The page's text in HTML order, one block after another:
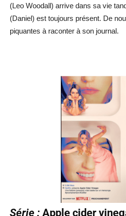
(Leo Woodall) arrive dans sa vie
(Daniel) est toujours présent. De
piquantes à raconter à son journal.
Série : Apple cider